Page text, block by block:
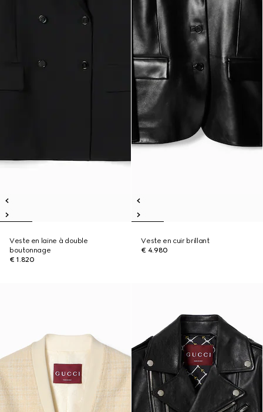
Veste en laine à double
boutonnage
€ 1.820
Veste en cuir brillant
€ 4.980